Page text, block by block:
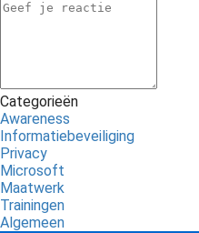
Categorieën
Awareness
Informatiebeveiliging
Privacy
Microsoft
Maatwerk
Trainingen
Algemeen